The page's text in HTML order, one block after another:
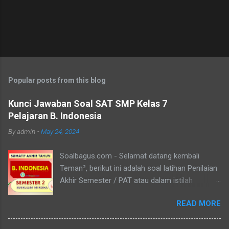
Popular posts from this blog
Kunci Jawaban Soal SAT SMP Kelas 7
Pelajaran B. Indonesia
Byadmin -May 24, 2024
Soalbagus.com - Selamat datang kembali
Teman², berikut ini adalah soal latihan Penilaian
Akhir Semester / PAT atau dalam istilah
/ SAT atau SAS Semester 2 untuk siswa/i kelas
7 SMP/MTs mata pelajaran Bahasa Indonesia.
READ MORE